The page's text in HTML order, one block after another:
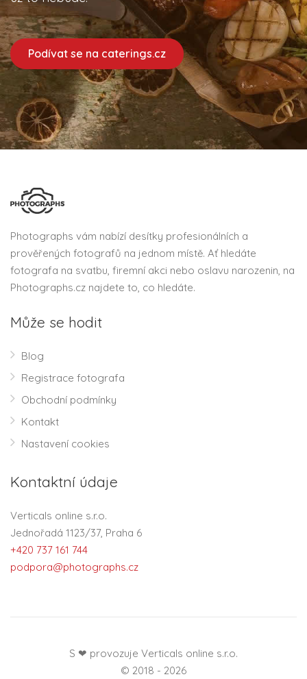
Podívat se na caterings.cz
Photographs vám nabízí desítky profesionálních a
prověřených fotografů na jednom místě. Ať hledáte
fotografa na svatbu, firemní akci nebo oslavu narozenin, na
Photographs.cz najdete to, co hledáte.
Může se hodit
Blog
Registrace fotografa
Obchodní podmínky
Kontakt
Nastavení cookies
Kontaktní údaje
Verticals online s.r.o.
Jednořadá 1123/37, Praha 6
+420 737 161 744
podpora@photographs.cz
S ❤ provozuje Verticals online s.r.o.
© 2018 - 2026